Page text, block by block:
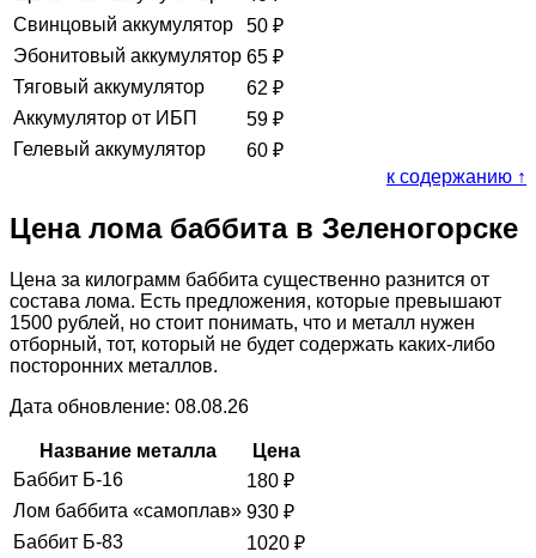
Свинцовый аккумулятор
50 ₽
Эбонитовый аккумулятор 65 ₽
Тяговый аккумулятор
62 ₽
Аккумулятор от ИБП
59 ₽
Гелевый аккумулятор
60 ₽
к содержанию ↑
Цена лома баббита в Зеленогорске
Цена за килограмм баббита существенно разнится от
состава лома. Есть предложения, которые превышают
1500 рублей, но стоит понимать, что и металл нужен
отборный, тот, который не будет содержать каких-либо
посторонних металлов.
Дата обновление: 08.08.26
Название металла
Цена
Баббит Б-16
180 ₽
Лом баббита «самоплав» 930 ₽
Баббит Б-83
1020 ₽